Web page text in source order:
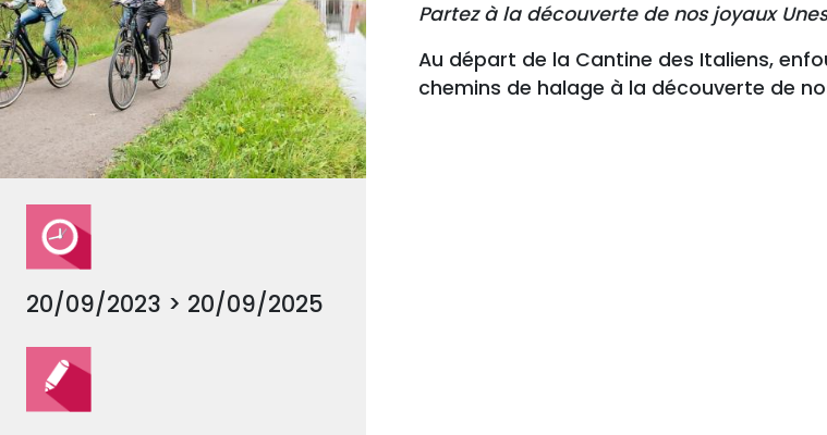
20/09/2023 > 20/09/2025
Partez à la découverte de nos joyaux
Au départ de la Cantine des Italiens,
chemins de halage à la découverte de